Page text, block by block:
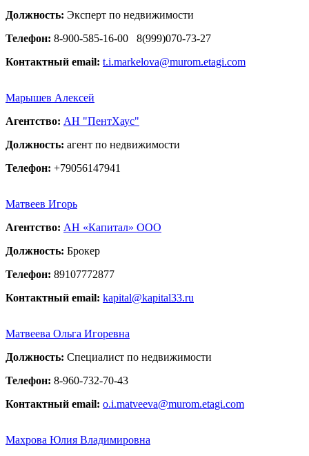
Должность: Эксперт по недвижимости
Телефон: 8-900-585-16-00
8(999)070-73-27
Контактный email: t.i.markelova@murom.etagi.com
Марышев Алексей
Агентство: АН "ПентХаус"
Должность: агент по недвижимости
Телефон: +79056147941
Матвеев Игорь
Агентство: АН «Капитал» ООО
Должность: Брокер
Телефон: 89107772877
Контактный email: kapital@kapital33.ru
Матвеева Ольга Игоревна
Должность: Специалист по недвижимости
Телефон: 8-960-732-70-43
Контактный email: o.i.matveeva@murom.etagi.com
Махрова Юлия Владимировна